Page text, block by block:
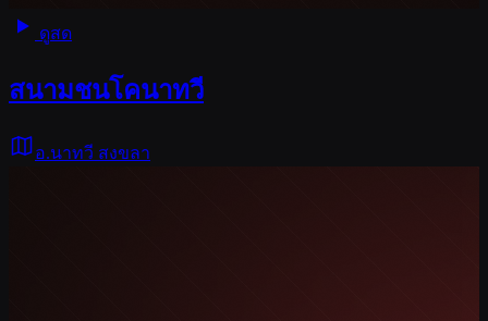
ดูสด
สนามชนโคนาทวี
อ.นาทวี สงขลา